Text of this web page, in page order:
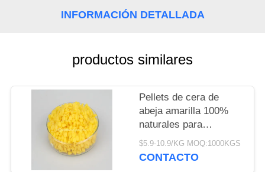
DEL
PRIVACY
POLICY
INFORMACIÓN DETALLADA
productos similares
Pellets de cera de
abeja amarilla 100%
naturales para
cosméticos / productos
farmacéuticos
$5.9-10.9/KG MOQ:1000KGS
CONTACTO